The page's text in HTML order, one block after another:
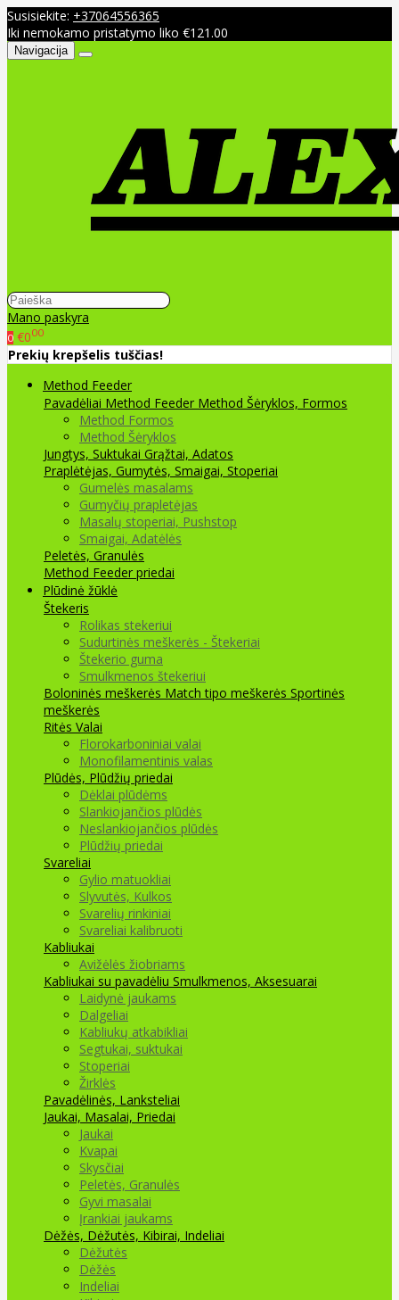
Susisiekite: +37064556365
Iki nemokamo pristatymo liko €121.00
Navigacija
Mano paskyra
0 €000
Prekių krepšelis tuščias!
Method Feeder
Pavadėliai Method Feeder Method Šėryklos, Formos
Method Formos
Method Šėryklos
Jungtys, Suktukai Grąžtai, Adatos
Praplėtėjas, Gumytės, Smaigai, Stoperiai
Gumelės masalams
Gumyčių prapletėjas
Masalų stoperiai, Pushstop
Smaigai, Adatėlės
Peletės, Granulės
Method Feeder priedai
Plūdinė žūklė
Štekeris
Rolikas stekeriui
Sudurtinės meškerės - Štekeriai
Štekerio guma
Smulkmenos štekeriui
Boloninės meškerės Match tipo meškerės Sportinės
meškerės
Ritės Valai
Florokarboniniai valai
Monofilamentinis valas
Plūdės, Plūdžių priedai
Dėklai plūdėms
Slankiojančios plūdės
Neslankiojančios plūdės
Plūdžių priedai
Svareliai
Gylio matuokliai
Slyvutės, Kulkos
Svarelių rinkiniai
Svareliai kalibruoti
Kabliukai
Avižėlės žiobriams
Kabliukai su pavadėliu Smulkmenos, Aksesuarai
Laidynė jaukams
Dalgeliai
Kabliukų atkabikliai
Segtukai, suktukai
Stoperiai
Žirklės
Pavadėlinės, Lanksteliai
Jaukai, Masalai, Priedai
Jaukai
Kvapai
Skysčiai
Peletės, Granulės
Gyvi masalai
Įrankiai jaukams
Dėžės, Dėžutės, Kibirai, Indeliai
Dėžutės
Dėžės
Indeliai